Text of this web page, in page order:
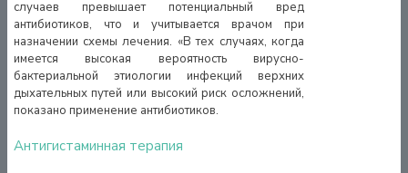
случаев превышает потенциальный вред
антибиотиков, что и учитывается врачом при
назначении схемы лечения. «В тех случаях, когда
имеется высокая вероятность вирусно-
бактериальной этиологии инфекций верхних
дыхательных путей или высокий риск осложнений,
показано применение антибиотиков.
Антигистаминная терапия